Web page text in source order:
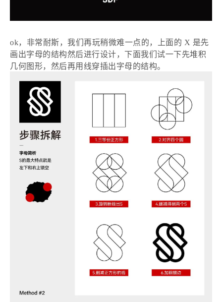
ok，非常耐斯，我们再玩稍微难一点的，上面的 X 是先
画出字母的结构然后进行设计，下面我们试一下先堆积
几何图形，然后再用线穿插出字母的结构。